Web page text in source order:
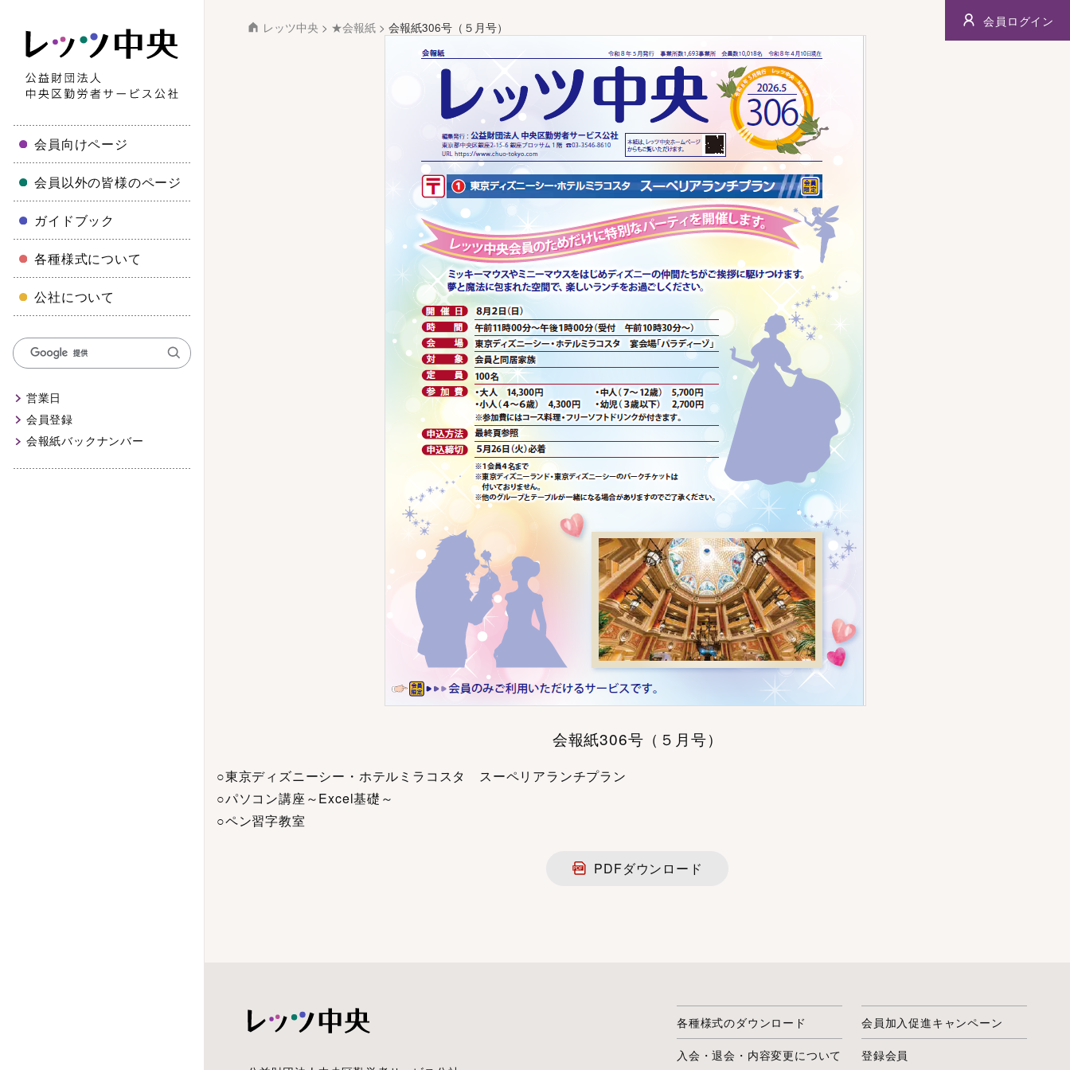
会員向けページ
会員以外の皆様のページ
ガイドブック
各種様式について
公社について
営業日
会員登録
会報紙バックナンバー
会員ログイン
レッツ中央 > ★会報紙 >会報紙306号（５月号）
会報紙306号（５月号）
○東京ディズニーシー・ホテルミラコスタ スーペリアランチプラン
○パソコン講座～Excel基礎～
○ペン習字教室
PDFダウンロード
各種様式のダウンロード
入会・退会・内容変更について
会員加入促進キャンペーン
登録会員